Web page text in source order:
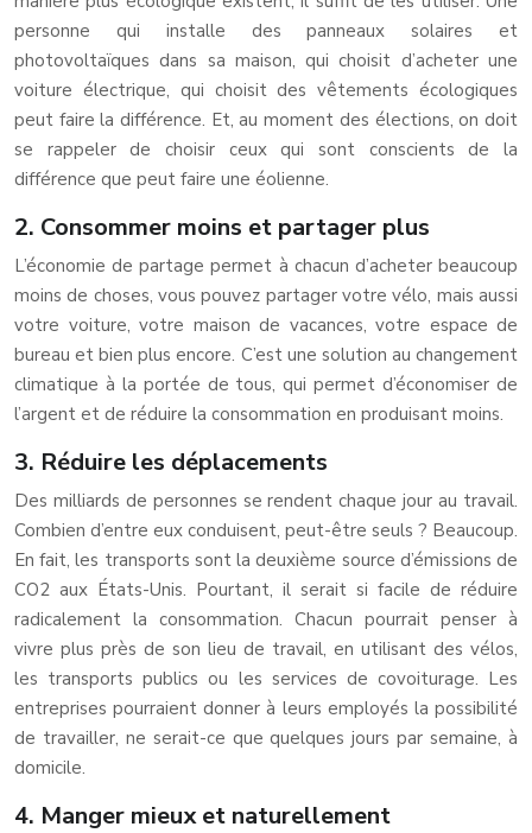
personne qui installe des panneaux solaires et
photovoltaïques dans sa maison, qui choisit d’acheter une
voiture électrique, qui choisit des vêtements écologiques
peut faire la différence. Et, au moment des élections, on doit
se rappeler de choisir ceux qui sont conscients de la
différence que peut faire une éolienne.
2. Consommer moins et partager plus
L’économie de partage permet à chacun d’acheter beaucoup
moins de choses, vous pouvez partager votre vélo, mais aussi
votre voiture, votre maison de vacances, votre espace de
bureau et bien plus encore. C’est une solution au changement
climatique à la portée de tous, qui permet d’économiser de
l’argent et de réduire la consommation en produisant moins.
3. Réduire les déplacements
Des milliards de personnes se rendent chaque jour au travail.
Combien d’entre eux conduisent, peut-être seuls ? Beaucoup.
En fait, les transports sont la deuxième source d’émissions de
CO2 aux États-Unis. Pourtant, il serait si facile de réduire
radicalement la consommation. Chacun pourrait penser à
vivre plus près de son lieu de travail, en utilisant des vélos,
les transports publics ou les services de covoiturage. Les
entreprises pourraient donner à leurs employés la possibilité
de travailler, ne serait-ce que quelques jours par semaine, à
domicile.
4. Manger mieux et naturellement